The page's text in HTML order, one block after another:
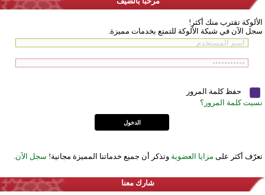
الألوكة تقترب منك أكثر!
سجل الآن في شبكة الألوكة للتمتع بخدمات مميزة.
حفظ كلمة المرور
نسيت كلمة المرور؟
تعرّف أكثر على مزايا العضوية وتذكر أن جميع خدماتنا المميزة مجانية! سجل الآن.
شارك معنا